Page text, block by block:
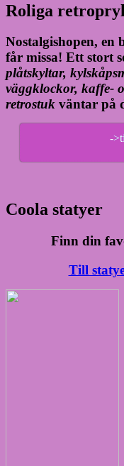
Roliga
Nostalgishopen,
får missa! Ett stort
plåtskyltar,
väggklockor, kaffe-
retrostuk väntar på
-
Coola statyer
Finn din
Till